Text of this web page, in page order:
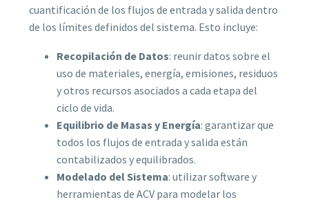
cuantificación de los flujos de entrada y salida dentro
de los límites definidos del sistema. Esto incluye:
Recopilación de Datos: reunir datos sobre el
uso de materiales, energía, emisiones, residuos
y otros recursos asociados a cada etapa del
ciclo de vida.
Equilibrio de Masas y Energía: garantizar que
todos los flujos de entrada y salida están
contabilizados y equilibrados.
Modelado del Sistema: utilizar software y
herramientas de ACV para modelar los